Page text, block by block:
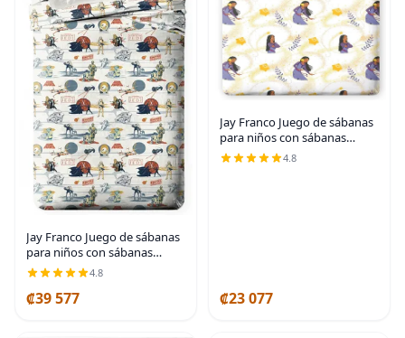
Jay Franco Juego de sábanas
para niños con sábanas
bajeras, planas y funda de
almohada, ropa de cama
ultrasuave con funda de
4.8
₡39 577
Jay Franco Juego de sábanas
para niños con sábanas
bajeras, planas y funda de
almohada, ropa de cama
4.8
₡23 077